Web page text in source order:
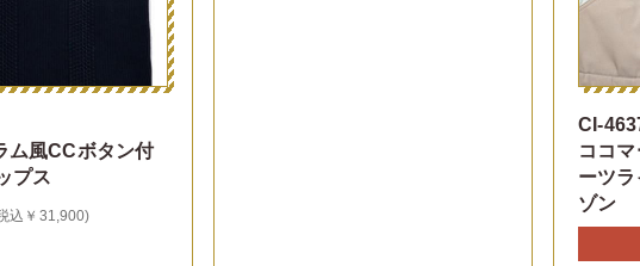
ム風CCボタン付
プス
込￥31,900)
CI-
ココ
ーツ
ゾン